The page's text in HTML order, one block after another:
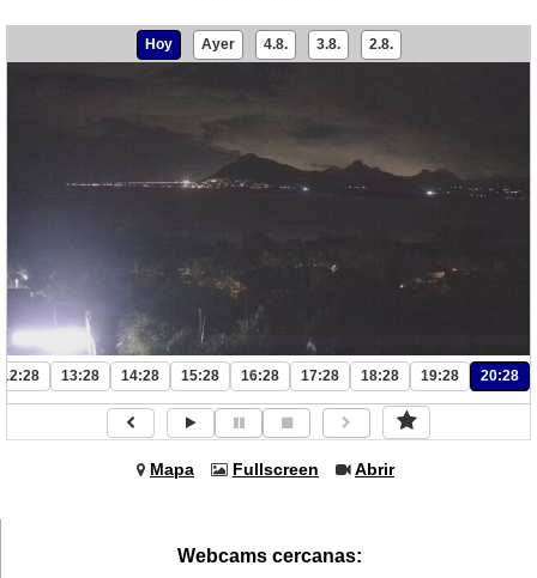
Hoy Ayer 4.8. 3.8. 2.8.
12:28 13:28 14:28 15:28 16:28 17:28 18:28 19:28 20:28
Mapa Fullscreen Abrir
Webcams cercanas: